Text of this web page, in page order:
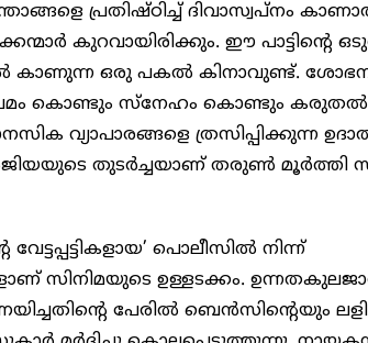
പ്രതിഷ്ഠിച്ച് ദിവാസ്വപ്നം
കുറവായിരിക്കും. ഈ പാട്ടിന്റെ
കാണുന്ന ഒരു പകൽ കിനാവുണ്ട്.
കൊണ്ടും സ്നേഹം കൊണ്ടും
വ്യാപാരങ്ങളെ ത്രസിപ്പിക്കുന്ന
തുടർച്ചയാണ് തരുൺ മൂർത്തി
പൊലീസിൽ നിന്ന്
സിനിമയുടെ ഉള്ളടക്കം.
പേരിൽ ബെൻസിന്റെയും